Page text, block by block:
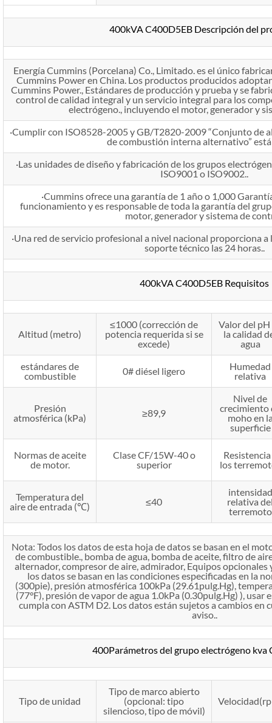
400kVA C400D5EB Descripción del
Energía Cummins (Porcelana) Co., Limitado. es el único
Cummins Power en China. Los productos producidos
Cummins Power., Estándares de producción y prueba y se
control de calidad integral y un servicio integral para los
electrógeno., incluyendo el motor, generador y
·Cumplir con ISO8528-2005 y GB/T2820-2009 “Conjunto de
de combustión interna alternativo”
·Las unidades de diseño y fabricación de los grupos
ISO9001 o ISO9002..
·Cummins ofrece una garantía de 1 año o 1,000
funcionamiento y es responsable de toda la garantía del
motor, generador y sistema de
·Una red de servicio profesional a nivel nacional proporciona
soporte técnico las 24 horas..
400kVA C400D5EB Requisitos
Altitud (metro)
≤1000 (corrección de
potencia requerida si se
excede)
Valor del pH
la calidad
agua
estándares de
combustible
0# diésel ligero
Humedad
relativa
Presión
atmosférica (kPa)
≥89,9
Nivel de
crecimiento
moho en
superficie
Normas de aceite
de motor.
Clase CF/15W-40 o
superior
Resistencia
los
Temperatura del
aire de entrada (℃)
≤40
intensidad
relativa
terremoto
Nota: Todos los datos de esta hoja de datos se basan en el
de combustible., bomba de agua, bomba de aceite, filtro de
alternador, compresor de aire, admirador, Equipos opcionales
los datos se basan en las condiciones especificadas en la
(300pie), presión atmosférica 100kPa (29.61pulg.Hg),
(77°F), presión de vapor de agua 1.0kPa (0.30pulg.Hg) ), usar
cumpla con ASTM D2. Los datos están sujetos a cambios
aviso..
400Parámetros del grupo electrógeno kva
Tipo de unidad
Tipo de marco abierto
(opcional: tipo
silencioso, tipo de móvil)